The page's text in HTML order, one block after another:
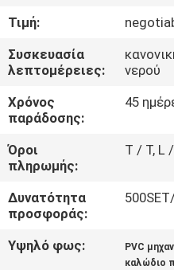
ΣΤΟ
ΕΡΓΟΣΤΆΣΙΟ
ΈΛΕΓΧΟΣ
ΠΟΙΌΤΗΤΑΣ
ΕΠΙΚΟΙΝΩΝΉΣΤΕ
ΜΑΖΊ
ΜΑΣ
Τιμή:
Συσκευασία
λεπτομέρειες:
νερού
Χρόνος
παράδοσης:
45
Όροι
πληρωμής:
T / T, L
Δυνατότητα
προσφοράς:
Υψηλό φως: PVC
καλώδιο